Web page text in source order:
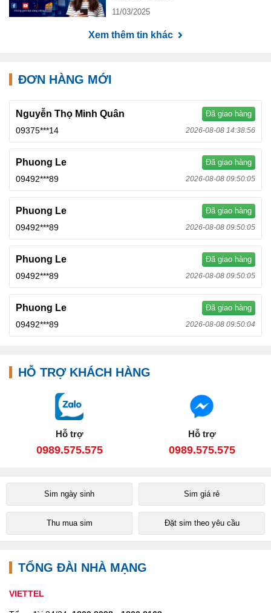
11/03/2025
Xem thêm tin khác
ĐƠN HÀNG MỚI
Nguyễn Thọ Minh Quân Đã giao hàng
09375***14 2026-08-08 14:38:56
Phuong Le Đã giao hàng
09492***89 2026-08-08 09:50:05
Phuong Le Đã giao hàng
09492***89 2026-08-08 09:50:05
Phuong Le Đã giao hàng
09492***89 2026-08-08 09:50:05
Phuong Le Đã giao hàng
09492***89 2026-08-08 09:50:04
HỖ TRỢ KHÁCH HÀNG
Hỗ trợ
0989.575.575
Hỗ trợ
0989.575.575
Sim ngày sinh Sim giá rẻ
Thu mua sim Đặt sim theo yêu cầu
TỔNG ĐÀI NHÀ MẠNG
VIETTEL